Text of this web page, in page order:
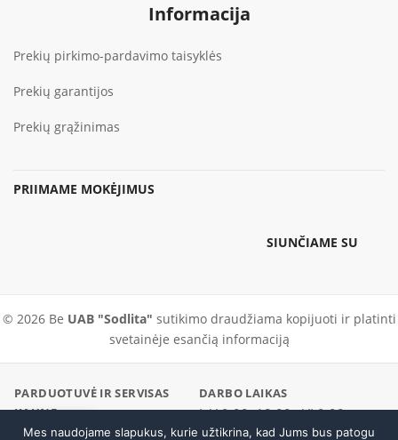
Informacija
Prekių pirkimo-pardavimo taisyklės
Prekių garantijos
Prekių grąžinimas
PRIIMAME MOKĖJIMUS
SIUNČIAME SU
© 2026 Be UAB "Sodlita" sutikimo draudžiama kopijuoti ir platinti
svetainėje esančią informaciją
PARDUOTUVĖ IR SERVISAS
KAUNE
Pramonės pr. 23, Kaunas
DARBO LAIKAS
I–V 9:00–18:00 · VI 9:00–
14:00
Skambinti
Mes naudojame slapukus, kurie užtikrina, kad Jums bus patogu